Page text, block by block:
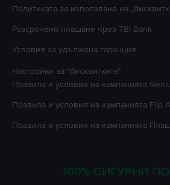
Политиката за използване на
Разсрочено плащане чрез TBI Bank
Условия за удължена гаранция
Настройки за "бисквитките"
Правила и условия на кампанията
Правила и условия на кампанията Flip
Правила и условия на кампанията
100% СИГУРНИ